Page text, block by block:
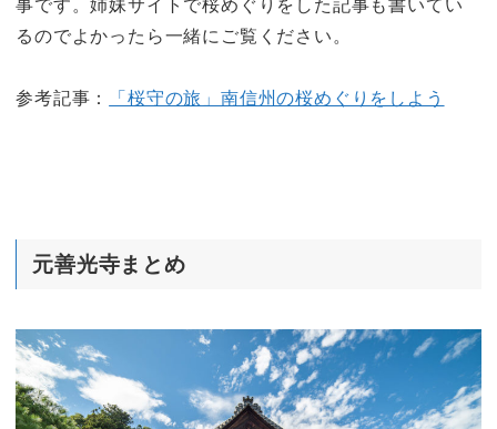
事です。姉妹サイトで桜めぐりをした記事も書いてい
るのでよかったら一緒にご覧ください。
参考記事： 「桜守の旅」南信州の桜めぐりをしよう
元善光寺まとめ